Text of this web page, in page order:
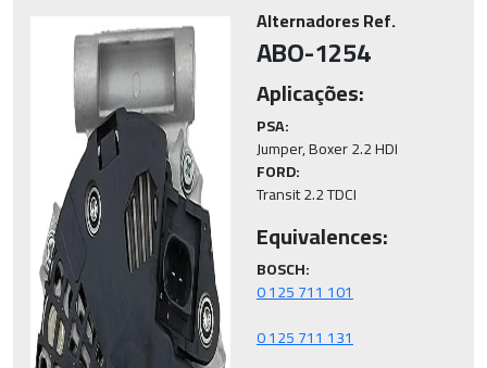
Alternadores Ref.
ABO-1254
Aplicações:
PSA:
FORD:
Transit 2.2 TDCI
Equivalences:
BOSCH: